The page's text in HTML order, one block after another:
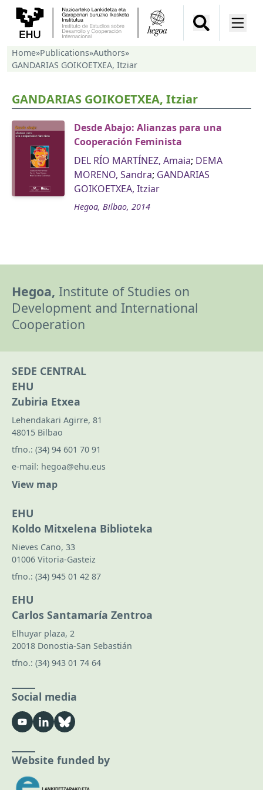
Home»Publications»Authors»
GANDARIAS GOIKOETXEA, Itziar
GANDARIAS GOIKOETXEA, Itziar
Desde Abajo: Alianzas para una
Cooperación Feminista
DEL RÍO MARTÍNEZ, Amaia; DEMA
MORENO, Sandra; GANDARIAS
GOIKOETXEA, Itziar
Hegoa, Bilbao, 2014
Hegoa, Institute of Studies on
Development and International
Cooperation
SEDE CENTRAL
EHU
Zubiria Etxea
Lehendakari Agirre, 81
48015 Bilbao
tfno.: (34) 94 601 70 91
e-mail: hegoa@ehu.eus
View map
EHU
Koldo Mitxelena Biblioteka
Nieves Cano, 33
01006 Vitoria-Gasteiz
tfno.: (34) 945 01 42 87
EHU
Carlos Santamaría Zentroa
Elhuyar plaza, 2
20018 Donostia-San Sebastián
tfno.: (34) 943 01 74 64
Social media
Website funded by